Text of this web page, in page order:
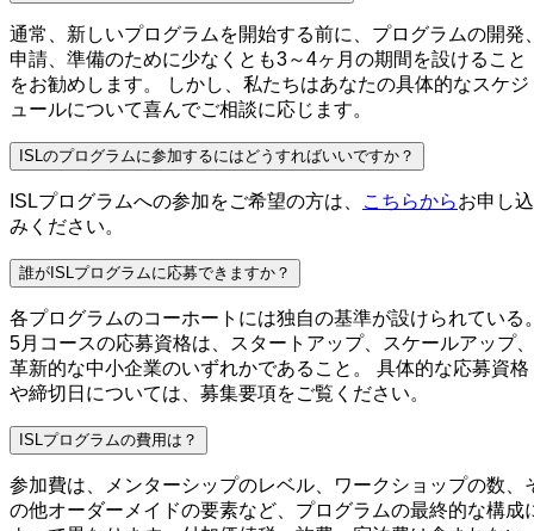
通常、新しいプログラムを開始する前に、プログラムの開発
申請、準備のために少なくとも3～4ヶ月の期間を設けること
をお勧めします。 しかし、私たちはあなたの具体的なスケジ
ュールについて喜んでご相談に応じます。
ISLのプログラムに参加するにはどうすればいいですか？
ISLプログラムへの参加をご希望の方は、 こちらからお申し込
みください。
誰がISLプログラムに応募できますか？
各プログラムのコーホートには独自の基準が設けられている
5月コースの応募資格は、スタートアップ、スケールアップ、
革新的な中小企業のいずれかであること。 具体的な応募資格
や締切日については、募集要項をご覧ください。
ISLプログラムの費用は？
参加費は、メンターシップのレベル、ワークショップの数、
の他オーダーメイドの要素など、プログラムの最終的な構成